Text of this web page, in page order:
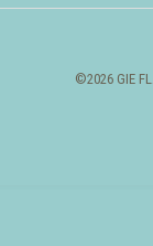
©2026 GIE